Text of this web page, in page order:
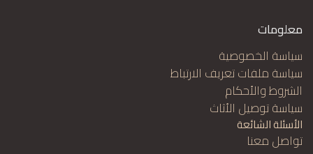
معلومات
سياسة الخصوصية
سياسة ملفات تعريف الارتباط
الشروط والأحكام
سياسة توصيل الأثاث
الأسئلة الشائعة
تواصل معنا